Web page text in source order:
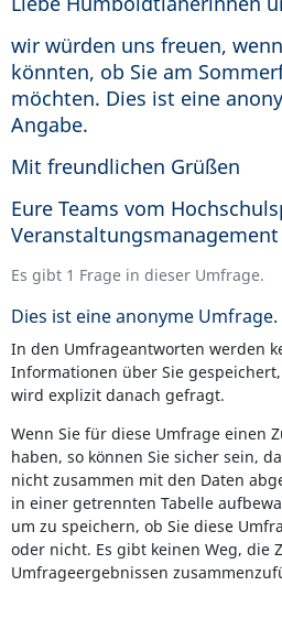
wir würden uns freuen,
könnten, ob Sie am
möchten. Dies ist eine
Angabe.
Mit freundlichen Grüßen
Eure Teams vom
Veranstaltungsmanagement
Es gibt 1 Frage in dieser Umfrage.
Dies ist eine anonyme Umfrage.
In den Umfrageantworten werden
Informationen über Sie
wird explizit danach gefragt.
Wenn Sie für diese Umfrage einen
haben, so können Sie sicher sein,
nicht zusammen mit den Daten
in einer getrennten Tabelle
um zu speichern, ob Sie diese
oder nicht. Es gibt keinen Weg, die
Umfrageergebnissen